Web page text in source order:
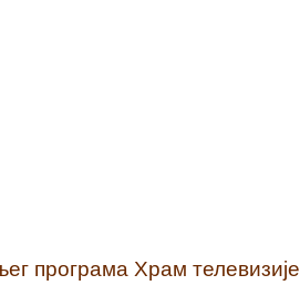
програма Храм телевизије